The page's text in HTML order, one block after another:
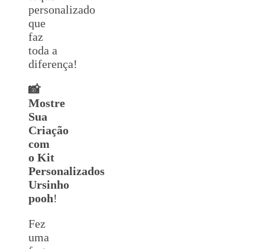
personalizado
que
faz
toda a
diferença!
📸
Mostre
Sua
Criação
com
o Kit
Personalizados
Ursinho
pooh!
Fez
uma